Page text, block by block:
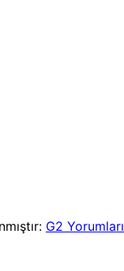
G2 Yorumları